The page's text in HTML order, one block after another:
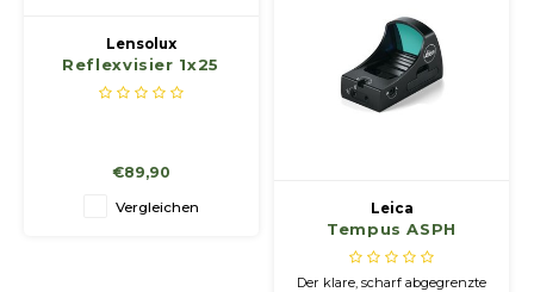
Lensolux
Reflexvisier 1x25
€89,90
Vergleichen Leica
Tempus ASPH
Der klare, scharf abgegrenzte